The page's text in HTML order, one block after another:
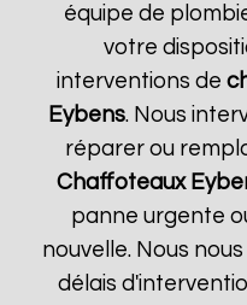
équipe de
votre
interventions de
Eybens. Nous
réparer ou
Chaffoteaux
panne urgente
nouvelle. Nous
délais